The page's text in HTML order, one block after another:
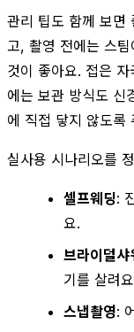
관리 팁도 함께 보면
고, 촬영 전에는 스
것이 좋아요. 접은
에는 보관 방식도 신
에 직접 닿지 않도록
실사용 시나리오를
셀프웨딩:
요.
브라이덜샤
기를 살려
스냅촬영: